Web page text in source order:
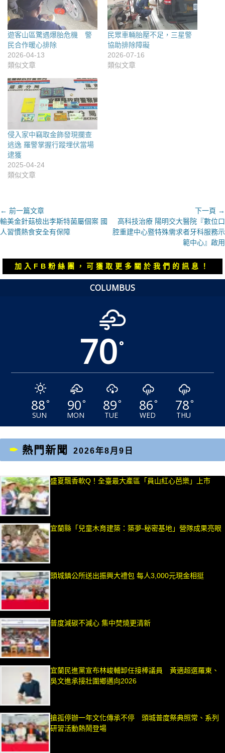
遊客山區驚遇爆胎危機 警
民合作暖心排除
2026-04-13
類似文章
民眾車輛胎壓不足，三星警
協助排除障礙
2026-07-16
類似文章
侵入家中竊取金飾發現攔查
逃逸 羅警掌握行蹤埋伏當場
逮獲
2025-04-24
類似文章
文
章
導
← 前一篇文章
上
一
輸美金針菇檢出李斯特菌屬個案 國
人習慣熱食安全有保障
下一頁 →
下
一
章：
高科技治療 陽明交大醫院『數位口
腔重建中心暨特殊需求者牙科服務示
範中心』啟用
加入FB粉絲團，可獲取更多關於我們的訊息！
COLUMBUS
70°
88°
SUN
90°
MON
89°
TUE
86°
WED
78°
THU
熱門新聞 2026年8月9日
盛夏飄香軟Q！全臺最大產區「員山紅心芭樂」上市
宜蘭縣「兒童木育建築：築夢-秘密基地」營隊成果亮眼
頭城鎮公所送出振興大禮包 每人3,000元現金相挺
普度減碳不減心 集中焚燒更清新
宜蘭民進黨宣布林峻輔卸任接棒議員 黃適超選羅東、
吳文進承接壯圍鄉邁向2026
搶孤停辦一年文化傳承不停 頭城普度祭典照常、系列
研習活動熱鬧登場